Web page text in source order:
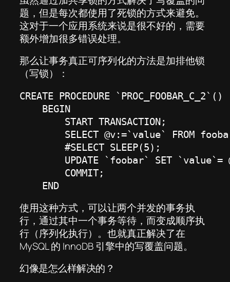
题，但是每次都使用了死锁的方式来避免。
这对于一个应用系统来说是很不好的，需要
额外增加很多错误处理。
那么让事务真正可序列化的方法是加排他锁
（写锁）：
CREATE PROCEDURE `PROC_FOOBAR_C_2`()
    BEGIN
        START TRANSACTION;
SELECT @v:=`value` FROM
        #SELECT SLEEP(5);
UPDATE `foobar` SET `value`=
        COMMIT;
    END
使用这种方式，可以让两个并发的事务执
行，通过其中一个事务等待，而变成顺序执
行（序列化执行）。也就真正解决了在
MySQL 的 InnoDB 引擎中的写覆盖问题。
幻像是怎么样解决的？